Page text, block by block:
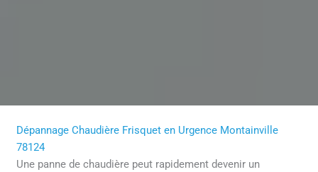
Dépannage Chaudière Frisquet en Urgence Montainville
78124
Une panne de chaudière peut rapidement devenir un